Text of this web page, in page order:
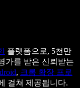
플랫폼으로, 5천만
가를 받은 신뢰받는
, 크롬 확장 프로
걸쳐 제공됩니다.